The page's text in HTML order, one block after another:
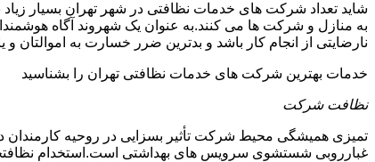
شاید تعداد شرکت های خدمات نظافتی در شهر تهران بسیار زیاد
به منازل و شرکت ها می کنند.به عنوان یک شهروند آگاه
نارضایتی از انجام کار باشد و بدترین ضرر خسارت به اموالتان
خدمات بهترین شرکت های خدمات نظافتی تهران را بشناسید
نظافت شرکت
تمیزی همیشگی محیط شرکت تأثیر بسزایی در روحیه
غبارروبی شستشوی سرویس های بهداشتی است.استخدام